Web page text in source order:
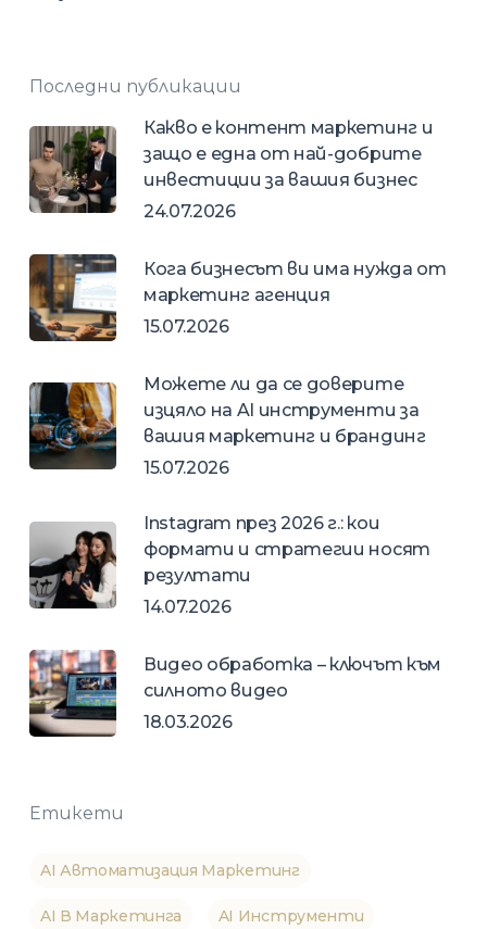
Последни публикации
Какво е контент маркетинг и
защо е една от най-добрите
инвестиции за вашия бизнес
24.07.2026
Кога бизнесът ви има нужда от
маркетинг агенция
15.07.2026
Можете ли да се доверите
изцяло на AI инструменти за
вашия маркетинг и брандинг
15.07.2026
Instagram през 2026 г.: кои
формати и стратегии носят
резултати
14.07.2026
Видео обработка – ключът към
силното видео
18.03.2026
Етикети
AI Автоматизация Маркетинг
AI В Маркетинга AI Инструменти